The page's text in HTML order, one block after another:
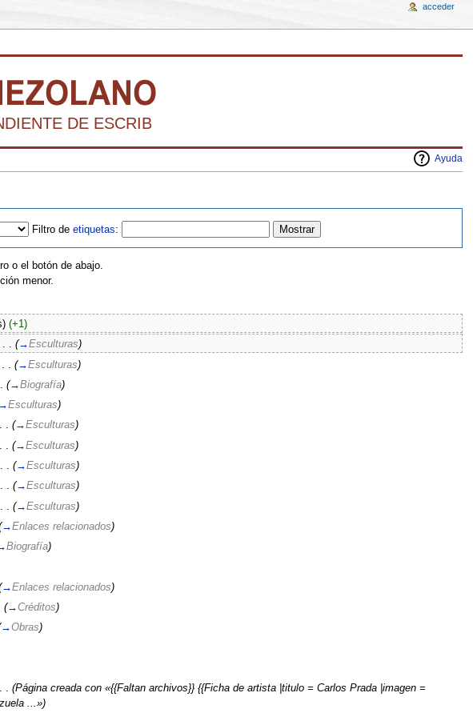
DE ESCRIBIR LA HISTORIA DEL ARTE VENEZOLANO
Ayuda
Filtro deetiquetas:
o el botón de abajo.
menor.
(+1)
. . (→Esculturas)
(→Esculturas)
(→Biografía)
Esculturas)
. . (→Esculturas)
(→Esculturas)
. . (→Esculturas)
. . (→Esculturas)
(→Esculturas)
→Enlaces relacionados)
Biografía)
→Enlaces relacionados)
(→Créditos)
→Obras)
. . (Página creada con «{{Faltan archivos}} {{Ficha de artista |titulo = Carlos Prada |imagen =
...»)
acceder